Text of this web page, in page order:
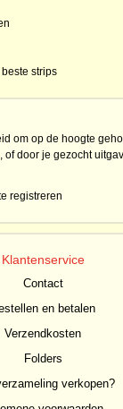
strips
om op de hoogte
of door je gezocht
registreren
Klantenservice
Contact
en betalen
Verzendkosten
Folders
verkopen?